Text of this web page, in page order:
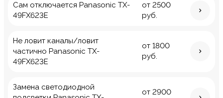
Сам отключается Panasonic TX-
49FX623E
от 2500
руб.
Не ловит каналы/ловит
частично Panasonic TX-
49FX623E
от 1800
руб.
Замена светодиодной
от 2900